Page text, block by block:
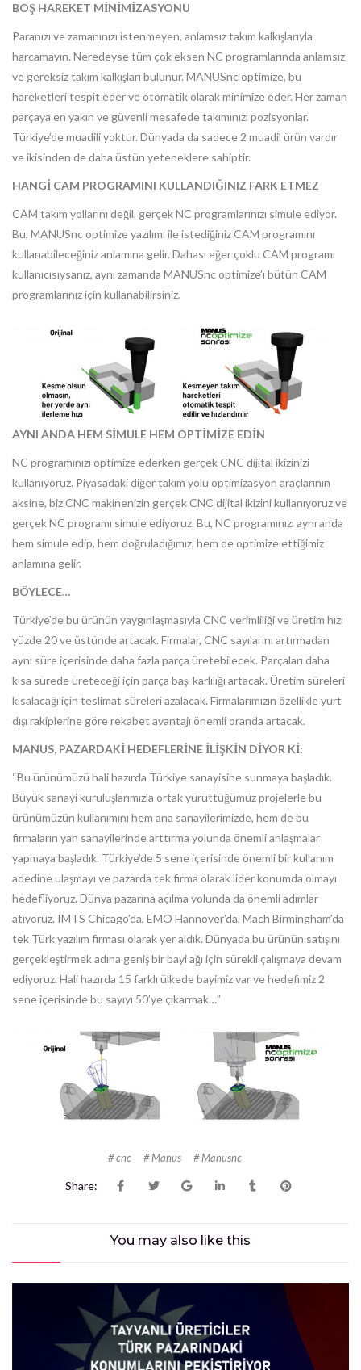
BOŞ HAREKET MİNİMİZASYONU
Paranızı ve zamanınızı istenmeyen, anlamsız takım kalkışlarıyla
harcamayın. Neredeyse tüm çok eksen NC programlarında anlamsız
ve gereksiz takım kalkışları bulunur. MANUSnc optimize, bu
hareketleri tespit eder ve otomatik olarak minimize eder. Her zaman
parçaya en yakın ve güvenli mesafede takımınızı pozisyonlar.
Türkiye’de muadili yoktur. Dünyada da sadece 2 muadil ürün vardır
ve ikisinden de daha üstün yeteneklere sahiptir.
HANGİ CAM PROGRAMINI KULLANDIĞINIZ FARK ETMEZ
CAM takım yollarını değil, gerçek NC programlarınızı simule ediyor.
Bu, MANUSnc optimize yazılımı ile istediğiniz CAM programını
kullanabileceğiniz anlamına gelir. Dahası eğer çoklu CAM programı
kullanıcısıysanız, aynı zamanda MANUSnc optimize’ı bütün CAM
programlarınız için kullanabilirsiniz.
AYNI ANDA HEM SİMULE HEM OPTİMİZE EDİN
NC programınızı optimize ederken gerçek CNC dijital ikizinizi
kullanıyoruz. Piyasadaki diğer takım yolu optimizasyon araçlarının
aksine, biz CNC makinenizin gerçek CNC dijital ikizini kullanıyoruz ve
gerçek NC programı simule ediyoruz. Bu, NC programınızı aynı anda
hem simule edip, hem doğruladığımız, hem de optimize ettiğimiz
anlamına gelir.
BÖYLECE…
Türkiye’de bu ürünün yaygınlaşmasıyla CNC verimliliği ve üretim hızı
yüzde 20 ve üstünde artacak. Firmalar, CNC sayılarını artırmadan
aynı süre içerisinde daha fazla parça üretebilecek. Parçaları daha
kısa sürede üreteceği için parça başı karlılığı artacak. Üretim süreleri
kısalacağı için teslimat süreleri azalacak. Firmalarımızın özellikle yurt
dışı rakiplerine göre rekabet avantajı önemli oranda artacak.
MANUS, PAZARDAKİ HEDEFLERİNE İLİŞKİN DİYOR Kİ:
“Bu ürünümüzü hali hazırda Türkiye sanayisine sunmaya başladık.
Büyük sanayi kuruluşlarımızla ortak yürüttüğümüz projelerle bu
ürünümüzün kullanımını hem ana sanayilerimizde, hem de bu
firmaların yan sanayilerinde arttırma yolunda önemli anlaşmalar
yapmaya başladık. Türkiye’de 5 sene içerisinde önemli bir kullanım
adedine ulaşmayı ve pazarda tek firma olarak lider konumda olmayı
hedefliyoruz. Dünya pazarına açılma yolunda da önemli adımlar
atıyoruz. IMTS Chicago’da, EMO Hannover’da, Mach Birmingham’da
tek Türk yazılım firması olarak yer aldık. Dünyada bu ürünün satışını
gerçekleştirmek adına geniş bir bayi ağı için sürekli çalışmaya devam
ediyoruz. Hali hazırda 15 farklı ülkede bayimiz var ve hedefimiz 2
sene içerisinde bu sayıyı 50’ye çıkarmak…”
cnc Manus Manusnc
Share:
You may also like this